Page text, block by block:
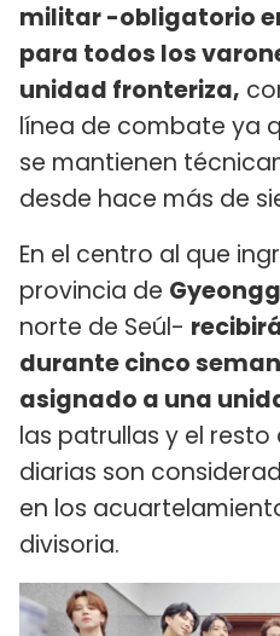
militar -obligatorio
para todos los
unidad fronteriza,
línea de combate ya
se mantienen
desde hace más de
En el centro al que
provincia de
norte de Seúl-
durante cinco
asignado a una
las patrullas y el
diarias son
en los
divisoria.